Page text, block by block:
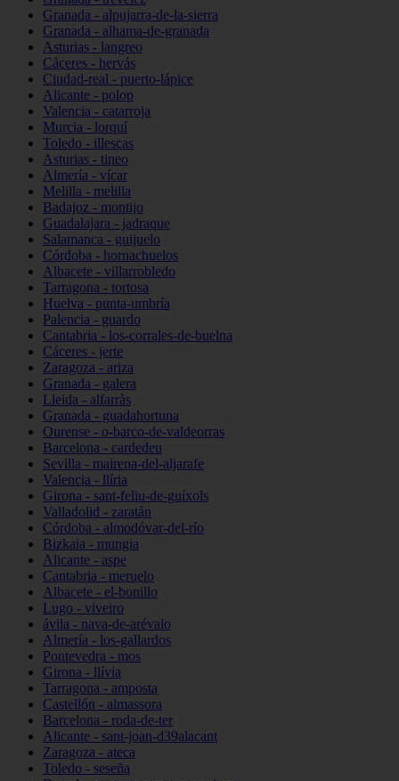
Granada - alpujarra-de-la-sierra
Granada - alhama-de-granada
Asturias - langreo
Cáceres - hervás
Ciudad-real - puerto-lápice
Alicante - polop
Valencia - catarroja
Murcia - lorquí
Toledo - illescas
Asturias - tineo
Almería - vícar
Melilla - melilla
Badajoz - montijo
Guadalajara - jadraque
Salamanca - guijuelo
Córdoba - hornachuelos
Albacete - villarrobledo
Tarragona - tortosa
Huelva - punta-umbría
Palencia - guardo
Cantabria - los-corrales-de-buelna
Cáceres - jerte
Zaragoza - ariza
Granada - galera
Lleida - alfarràs
Granada - guadahortuna
Ourense - o-barco-de-valdeorras
Barcelona - cardedeu
Sevilla - mairena-del-aljarafe
Valencia - llíria
Girona - sant-feliu-de-guíxols
Valladolid - zaratán
Córdoba - almodóvar-del-río
Bizkaia - mungia
Alicante - aspe
Cantabria - meruelo
Albacete - el-bonillo
Lugo - viveiro
ávila - nava-de-arévalo
Almería - los-gallardos
Pontevedra - mos
Girona - llívia
Tarragona - amposta
Castellón - almassora
Barcelona - roda-de-ter
Alicante - sant-joan-d39alacant
Zaragoza - ateca
Toledo - seseña